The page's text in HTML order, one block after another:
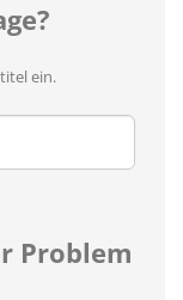
ein.
Problem